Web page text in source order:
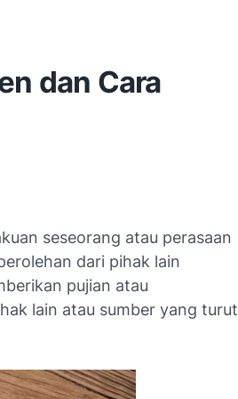
dan Cara
seseorang atau perasaan
dari pihak lain
pujian atau
lain atau sumber yang turut